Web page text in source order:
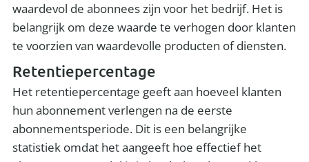
waardevol de abonnees zijn voor het bedrijf. Het is
belangrijk om deze waarde te verhogen door klanten
te voorzien van waardevolle producten of diensten.
Retentiepercentage
Het retentiepercentage geeft aan hoeveel klanten
hun abonnement verlengen na de eerste
abonnementsperiode. Dit is een belangrijke
statistiek omdat het aangeeft hoe effectief het